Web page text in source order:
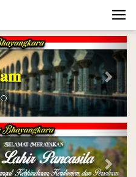
Next
Next